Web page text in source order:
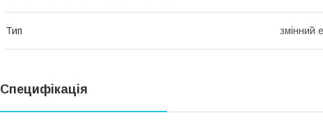
Тип змінний
Специфікація